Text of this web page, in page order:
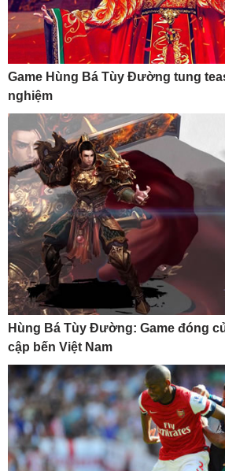
Game Hùng Bá Tùy Đường tung
nghiệm
Hùng Bá Tùy Đường: Game đóng
cập bến Việt Nam